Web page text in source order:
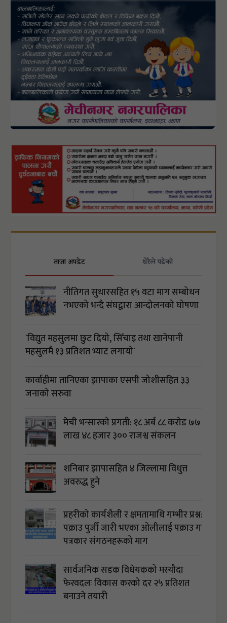
ताजा अपडेट धेरैले पढेको
नीतिगत सुधारसहित १५ वटा माग सम्बोधन
नभएको भन्दै संघद्वारा आन्दोलनको घोषणा
`विद्युत महसुलमा छुट दियो, सिँचाइ तथा खानेपानी
महसुलमै १३ प्रतिशत भ्याट लगायो´
कार्वाहीमा तानिएका झापाका एसपी जोशीसहित ३३
जनाको सरुवा
मेची भन्सारको प्रगती: १८ अर्ब ८८ करोड ७७
लाख ४८ हजार ३०० राजश्व संकलन
शनिबार झापासहित ४ जिल्लामा विधुत्त
अवरुद्ध हुने
प्रहरीको कार्यशैली र क्षमतामाथि गम्भीर प्रश्न:
पक्राउ पुर्जी जारी भएका ओलीलाई पक्राउ गर्न
पत्रकार संगठनहरूको माग
सार्वजनिक सडक विधेयकको मस्यौदा
फेरवदलः विकास करको दर २५ प्रतिशत
बनाउने तयारी